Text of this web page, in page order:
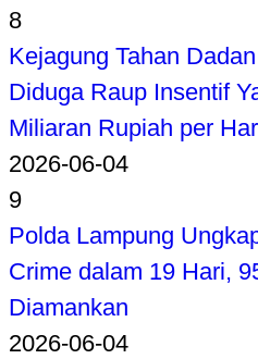
8
Kejagung Tahan
Diduga Raup Insentif
Miliaran Rupiah per
2026-06-04
9
Polda Lampung
Crime dalam 19 Hari,
Diamankan
2026-06-04